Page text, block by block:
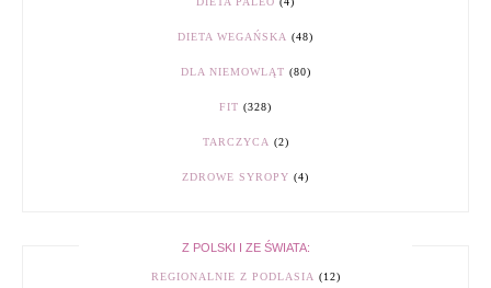
DIETA WEGAŃSKA (48)
DLA NIEMOWLĄT (80)
FIT (328)
TARCZYCA (2)
ZDROWE SYROPY (4)
Z POLSKI I ZE ŚWIATA:
REGIONALNIE Z PODLASIA (12)